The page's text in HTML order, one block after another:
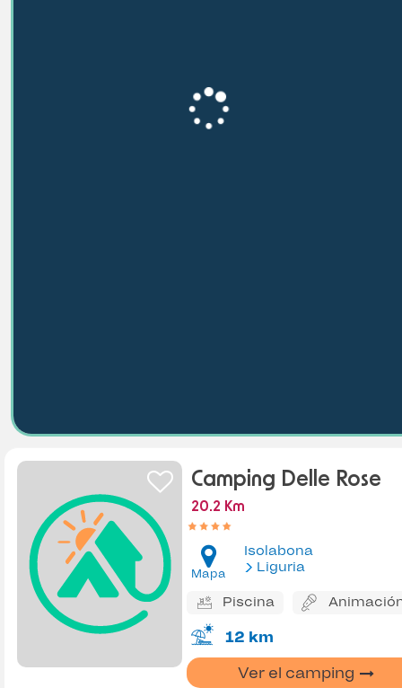
Camping Delle Rose
20.2 Km
Mapa
Isolabona
Liguria
Piscina
12 km
Ver el camping